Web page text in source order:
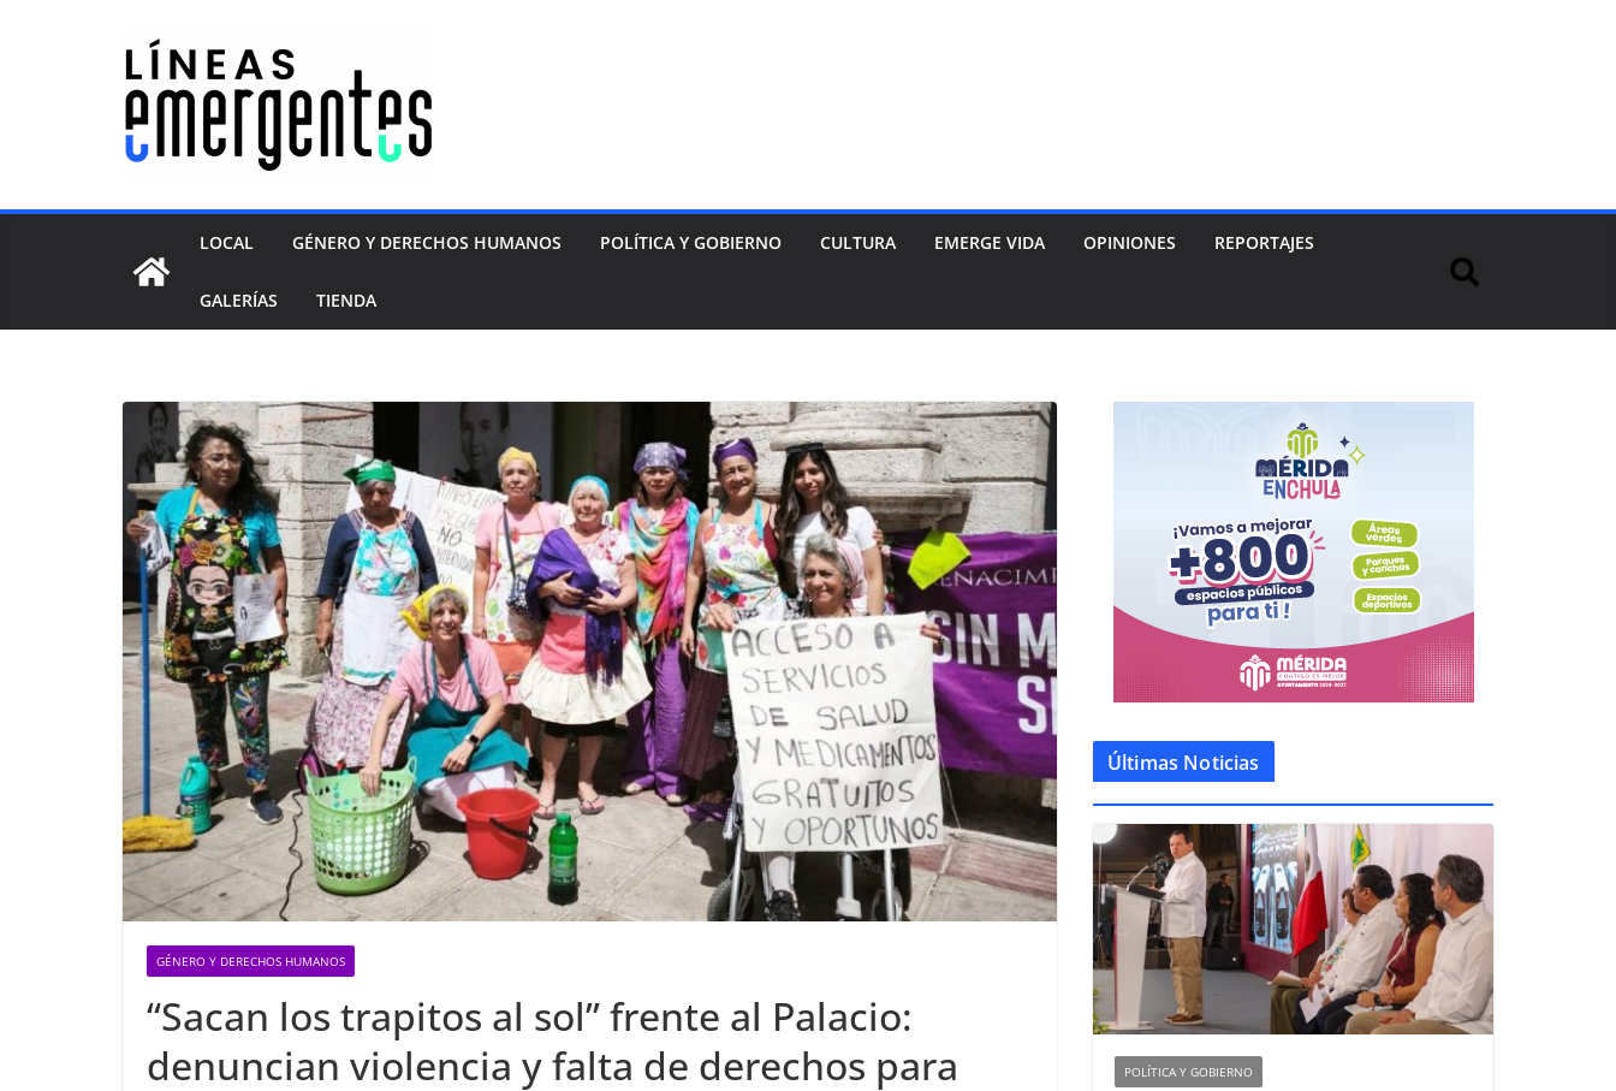
LOCAL GÉNERO Y DERECHOS HUMANOS POLÍTICA Y GOBIERNO CULTURA EMERGE VIDA OPINIONES REPORTAJES
GALERÍAS TIENDA
GÉNERO Y DERECHOS HUMANOS
“Sacan los trapitos al sol” frente al Palacio:
denuncian violencia y falta de derechos para
Últimas Noticias
POLÍTICA Y GOBIERNO